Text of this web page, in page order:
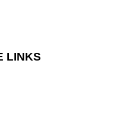
LINKS